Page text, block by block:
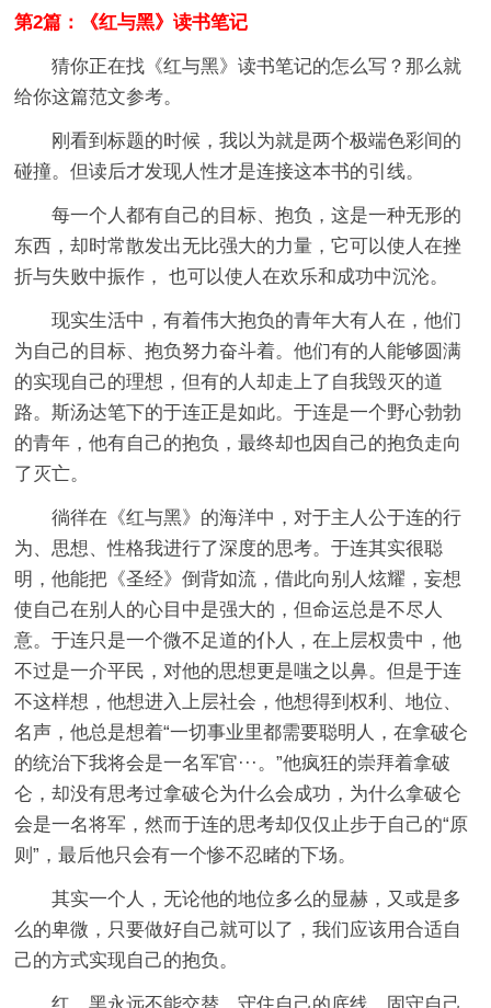
第2篇：《红与黑》读书笔记
猜你正在找《红与黑》读书笔记的怎么写？那么就
给你这篇范文参考。
刚看到标题的时候，我以为就是两个极端色彩间的
碰撞。但读后才发现人性才是连接这本书的引线。
每一个人都有自己的目标、抱负，这是一种无形的
东西，却时常散发出无比强大的力量，它可以使人在挫
折与失败中振作， 也可以使人在欢乐和成功中沉沦。
现实生活中，有着伟大抱负的青年大有人在，他们
为自己的目标、抱负努力奋斗着。他们有的人能够圆满
的实现自己的理想，但有的人却走上了自我毁灭的道
路。斯汤达笔下的于连正是如此。于连是一个野心勃勃
的青年，他有自己的抱负，最终却也因自己的抱负走向
了灭亡。
徜徉在《红与黑》的海洋中，对于主人公于连的行
为、思想、性格我进行了深度的思考。于连其实很聪
明，他能把《圣经》倒背如流，借此向别人炫耀，妄想
使自己在别人的心目中是强大的，但命运总是不尽人
意。于连只是一个微不足道的仆人，在上层权贵中，他
不过是一介平民，对他的思想更是嗤之以鼻。但是于连
不这样想，他想进入上层社会，他想得到权利、地位、
名声，他总是想着“一切事业里都需要聪明人，在拿破仑
的统治下我将会是一名军官···。”他疯狂的崇拜着拿破
仑，却没有思考过拿破仑为什么会成功，为什么拿破仑
会是一名将军，然而于连的思考却仅仅止步于自己的“原
则”，最后他只会有一个惨不忍睹的下场。
其实一个人，无论他的地位多么的显赫，又或是多
么的卑微，只要做好自己就可以了，我们应该用合适自
己的方式实现自己的抱负。